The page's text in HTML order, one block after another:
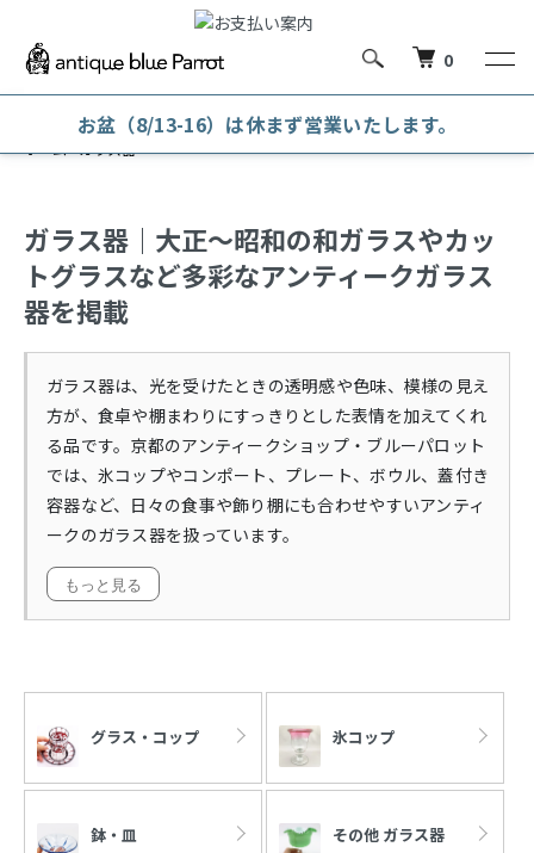
0
お盆（8/13-16）は休まず営業いたします。
ホーム ガラス器
ガラス器｜大正〜昭和の和ガラスやカッ
トグラスなど多彩なアンティークガラス
器を掲載
ガラス器は、光を受けたときの透明感や色味、模様の見え
方が、食卓や棚まわりにすっきりとした表情を加えてくれ
る品です。京都のアンティークショップ・ブルーパロット
では、氷コップやコンポート、プレート、ボウル、蓋付き
容器など、日々の食事や飾り棚にも合わせやすいアンティ
ークのガラス器を扱っています。
もっと見る
グラス・コップ 氷コップ
鉢・皿 その他 ガラス器